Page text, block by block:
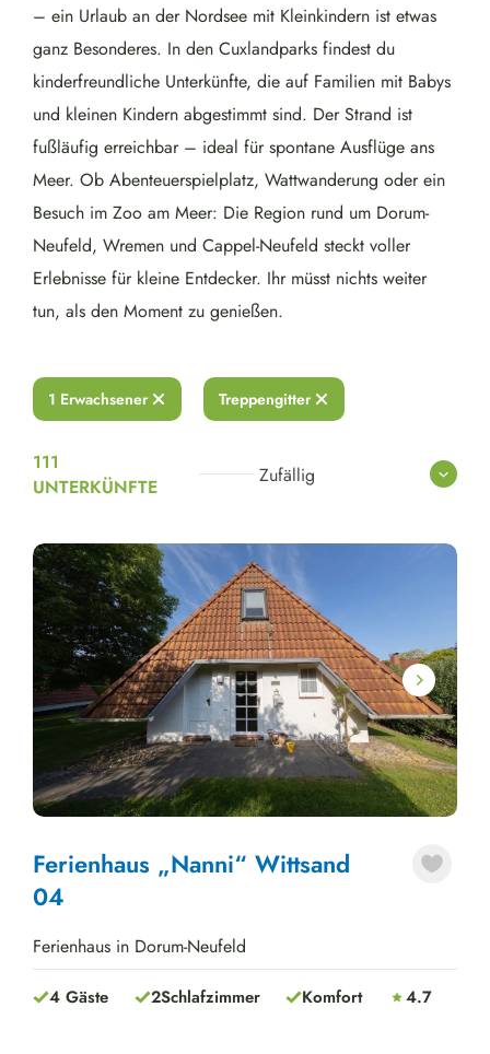
– ein Urlaub an der Nordsee mit Kleinkindern ist etwas
ganz Besonderes. In den Cuxlandparks findest du
kinderfreundliche Unterkünfte, die auf Familien mit Babys
und kleinen Kindern abgestimmt sind. Der Strand ist
fußläufig erreichbar – ideal für spontane Ausflüge ans
Meer. Ob Abenteuerspielplatz, Wattwanderung oder ein
Besuch im Zoo am Meer: Die Region rund um Dorum-
Neufeld, Wremen und Cappel-Neufeld steckt voller
Erlebnisse für kleine Entdecker. Ihr müsst nichts weiter
tun, als den Moment zu genießen.
1 Erwachsener Treppengitter
111
UNTERKÜNFTE
Zufällig
Next
Ferienhaus „Nanni“ Wittsand
04
Ferienhaus in Dorum-Neufeld
4 Gäste 2Schlafzimmer Komfort 4.7